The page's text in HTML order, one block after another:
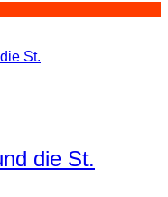
die St.